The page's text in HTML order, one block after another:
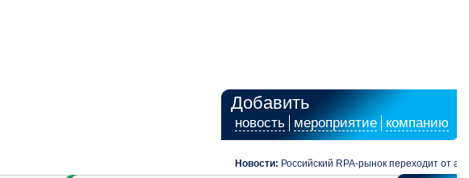
Добавить
новость мероприятие компанию
Новости: Российский RPA-рынок переходит от